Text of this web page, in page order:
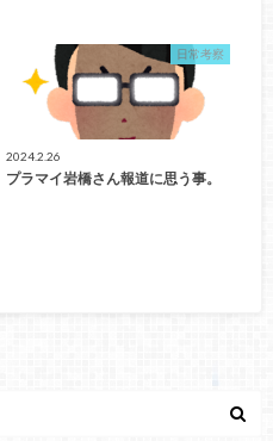
日常考察
2024.2.26
プラマイ岩橋さん報道に思う事。